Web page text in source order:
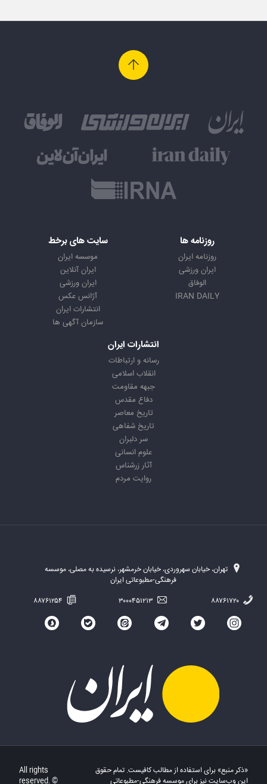
روزنامه ها
روزنامه ایران
ایران ورزشی
الوفاق
IRAN DAILY
سایت های برخط
موسسه ایران
ایران آنلاین
ایران ورزشی
آژانس عکس
انتشارات ایران
سازمان آگهی ها
انتشارات ایران
رسانه و ارتباطات
انقلاب اسلامی
جبهه مقاومت
دفاع مقدس
تاریخ معاصر
تاریخ شفاهی
سر دلبران
علوم انسانی
آثار زرشناس
روایت مردم
تهران، خیابان سهروردی، خیابان خرمشهر، نرسیده به مصلی، موسسه
فرهنگی-مطبوعاتی ایران
«ذکر منبع» برای استفاده از مطالب کافیست. تمام حقوق
این وب‌سایت نیز برای موسسه فرهنگی-مطبوعاتی
All rights
reserved. ©